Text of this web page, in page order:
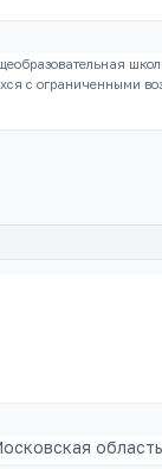
с ограниченными